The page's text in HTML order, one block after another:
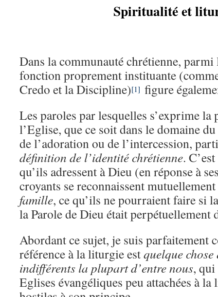
Spiritualité et
Dans la communauté chrétienne,
fonction proprement instituante
Credo et la Discipline)[1] figure
Les paroles par lesquelles s’exprime
l’Eglise, que ce soit dans le domaine
de l’adoration ou de l’intercession,
définition de l’identité chrétienne.
qu’ils adressent à Dieu (en réponse à
croyants se reconnaissent mutuellement
famille, ce qu’ils ne pourraient faire si
la Parole de Dieu était perpétuellement
Abordant ce sujet, je suis parfaitement
référence à la liturgie estquelque
indifférents la plupart d’entre nous, qui
Eglises évangéliques peu attachées à